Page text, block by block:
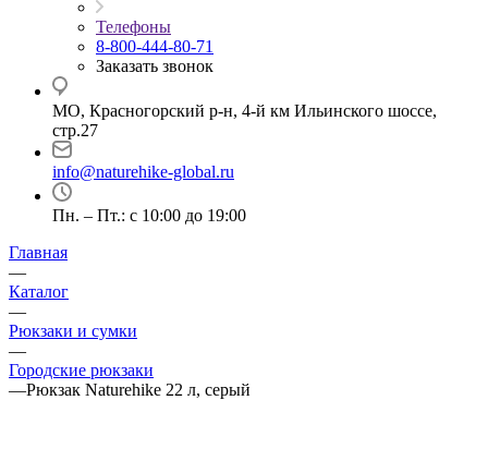
Телефоны
8-800-444-80-71
Заказать звонок
МО, Красногорский р-н, 4-й км Ильинского шоссе,
стр.27
info@naturehike-global.ru
Пн. – Пт.: с 10:00 до 19:00
Главная
—
Каталог
—
Рюкзаки и сумки
—
Городские рюкзаки
—Рюкзак Naturehike 22 л, серый